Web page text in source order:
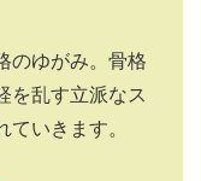
のゆがみ。骨格
を乱す立派なス
ていきます。